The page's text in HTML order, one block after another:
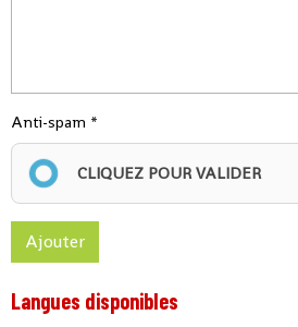
Anti-spam
CLIQUEZ POUR VALIDER
Ajouter
Langues disponibles